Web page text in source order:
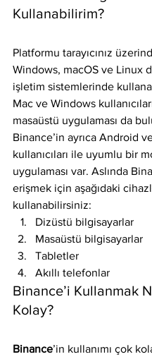
Kullanabilirim?
Platformu tarayıcınız
Windows, macOS ve Linux
işletim sistemlerinde
Mac ve Windows
masaüstü uygulaması da
Binance’in ayrıca Android
kullanıcıları ile uyumlu bir
uygulaması var. Aslında
erişmek için aşağıdaki
kullanabilirsiniz:
Dizüstü bilgisayarlar
Masaüstü bilgisayarlar
Tabletler
Akıllı telefonlar
Binance’i Kullanmak
Kolay?
Binance’in kullanımı çok